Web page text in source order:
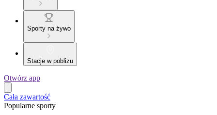
Sporty na żywo
Stacje w pobliżu
Otwórz app
Cała zawartość
Popularne sporty